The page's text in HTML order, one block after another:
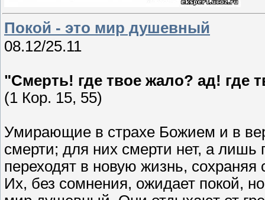
Покой - это мир душевный
08.12/25.11
"Смерть! где твое жало? ад! где
(1 Кор. 15, 55)
Умирающие в страхе Божием и в
смерти; для них смерти нет, а
переходят в новую жизнь,
Их, без сомнения, ожидает покой,